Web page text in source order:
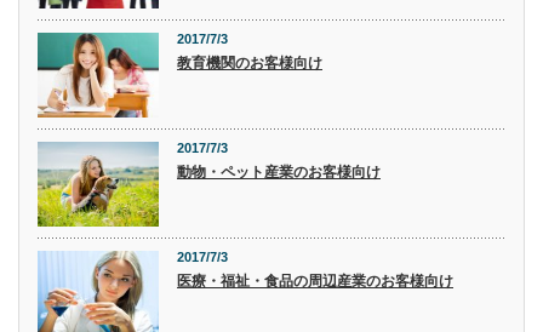
2017/7/3
教育機関のお客様向け
2017/7/3
動物・ペット産業のお客様向け
2017/7/3
医療・福祉・食品の周辺産業のお客様向け